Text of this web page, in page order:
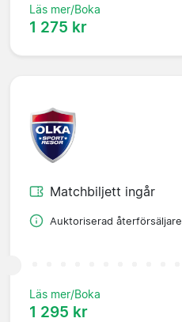
Läs mer/Boka
1 275 kr
Matchbiljett ingår
Auktoriserad återförsäljare
Läs mer/Boka
1 295 kr